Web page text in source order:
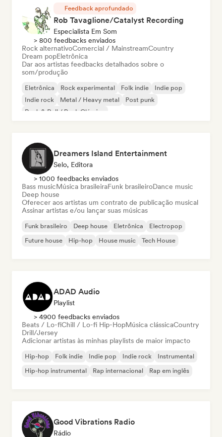
Feedback aprofundado
Rob Tavaglione/Catalyst Recording
Especialista Em Som
> 800 feedbacks enviados
Rock alternativoComercial / MainstreamCountry
Dream popEletrônica
Dar aos artistas feedbacks detalhados sobre o
som/produção
Eletrônica Rock experimental Folk indie
Indie pop
Indie rock
Metal / Heavy metal
Post punk
Rock & Roll / Rock Clássico
Dreamers Island Entertainment
Selo, Editora
> 1000 feedbacks enviados
Bass musicMúsica brasileiraFunk brasileiroDance music
Deep house
Oferecer aos artistas um contrato de publicação musical
Assinar artistas e/ou lançar suas músicas
Funk brasileiro Deep house Eletrônica
Electropop
Future house
Hip-hop House music Tech House
ADAD Audio
Playlist
> 4900 feedbacks enviados
Beats / Lo-fiChill / Lo-fi Hip-HopMúsica clássicaCountry
Drill/Jersey
Adicionar artistas às minhas playlists de maior impacto
Hip-hop Folk indie Indie pop Indie rock
Instrumental
Hip-hop instrumental
Rap internacional Rap em inglês
Good Vibrations Radio
Rádio